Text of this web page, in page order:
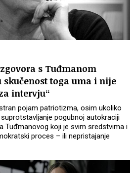
s Tuđmanom
skučenost toga uma i nije
intervju“
pojam patriotizma, osim ukoliko
pogubnoj autokraciji
Tuđmanovog koji je svim sredstvima i
proces – ili nepristajanje